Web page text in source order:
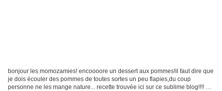
bonjour les momozamies! encoooore un dessert aux pommes!il faut dire que
je dois écouler des pommes de toutes sortes un peu flapies,du coup
personne ne les mange nature... recette trouvée ici sur ce sublime blog!!!! et